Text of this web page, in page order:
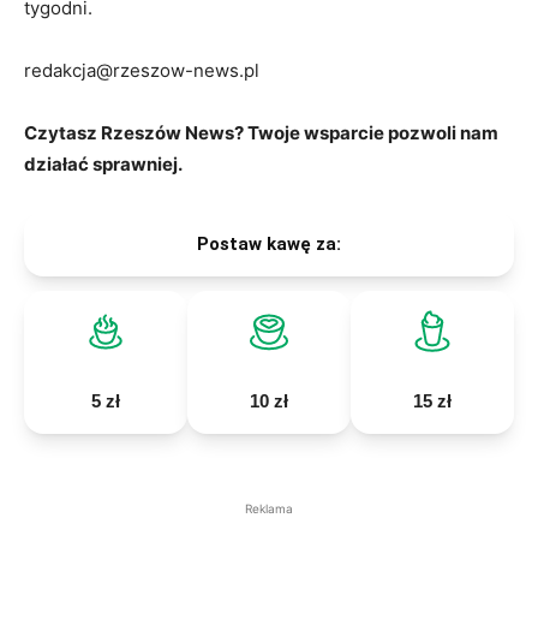
tygodni.
redakcja@rzeszow-news.pl
Czytasz Rzeszów News? Twoje wsparcie pozwoli nam
działać sprawniej.
Postaw kawę za:
5 zł 10 zł 15 zł
Reklama